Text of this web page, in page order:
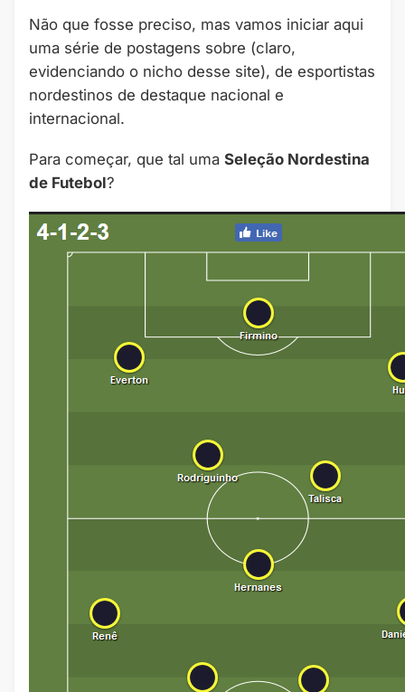
Não que fosse preciso, mas vamos iniciar aqui
uma série de postagens sobre (claro,
evidenciando o nicho desse site), de esportistas
nordestinos de destaque nacional e
internacional.
Para começar, que tal uma Seleção Nordestina
de Futebol?